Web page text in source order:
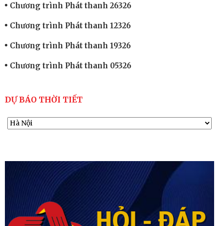
Chương trình Phát thanh 26326
Chương trình Phát thanh 12326
Chương trình Phát thanh 19326
Chương trình Phát thanh 05326
DỰ BÁO THỜI TIẾT